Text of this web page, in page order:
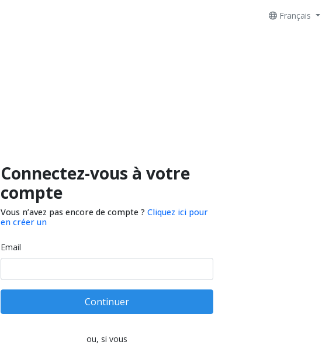
Français
Connectez-vous à votre
compte
Vous n’avez pas encore de compte ? Cliquez ici pour
en créer un
Email
Continuer
ou, si vous